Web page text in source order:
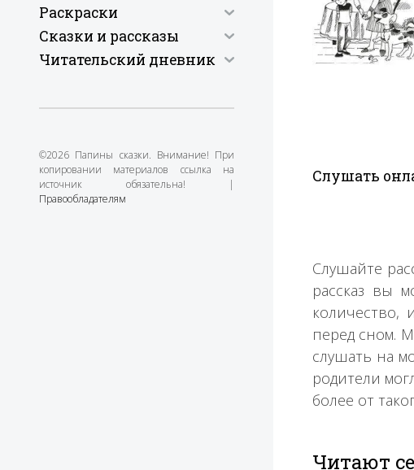
Раскраски
Сказки и рассказы
Читательский дневник
©2026 Папины сказки. Внимание! При
копировании материалов ссылка на
источник обязательна! |
Правообладателям
Слушать
Слушайте
рассказ вы
количество,
перед сном.
слушать на
родители
более от
Читают